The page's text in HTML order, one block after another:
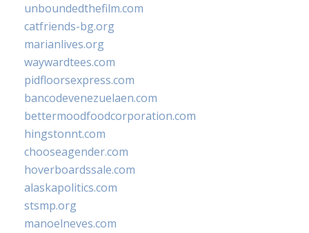
unboundedthefilm.com
catfriends-bg.org
marianlives.org
waywardtees.com
pidfloorsexpress.com
bancodevenezuelaen.com
bettermoodfoodcorporation.com
hingstonnt.com
chooseagender.com
hoverboardssale.com
alaskapolitics.com
stsmp.org
manoelneves.com